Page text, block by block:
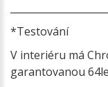
*Testování
V interiéru má
garantovanou